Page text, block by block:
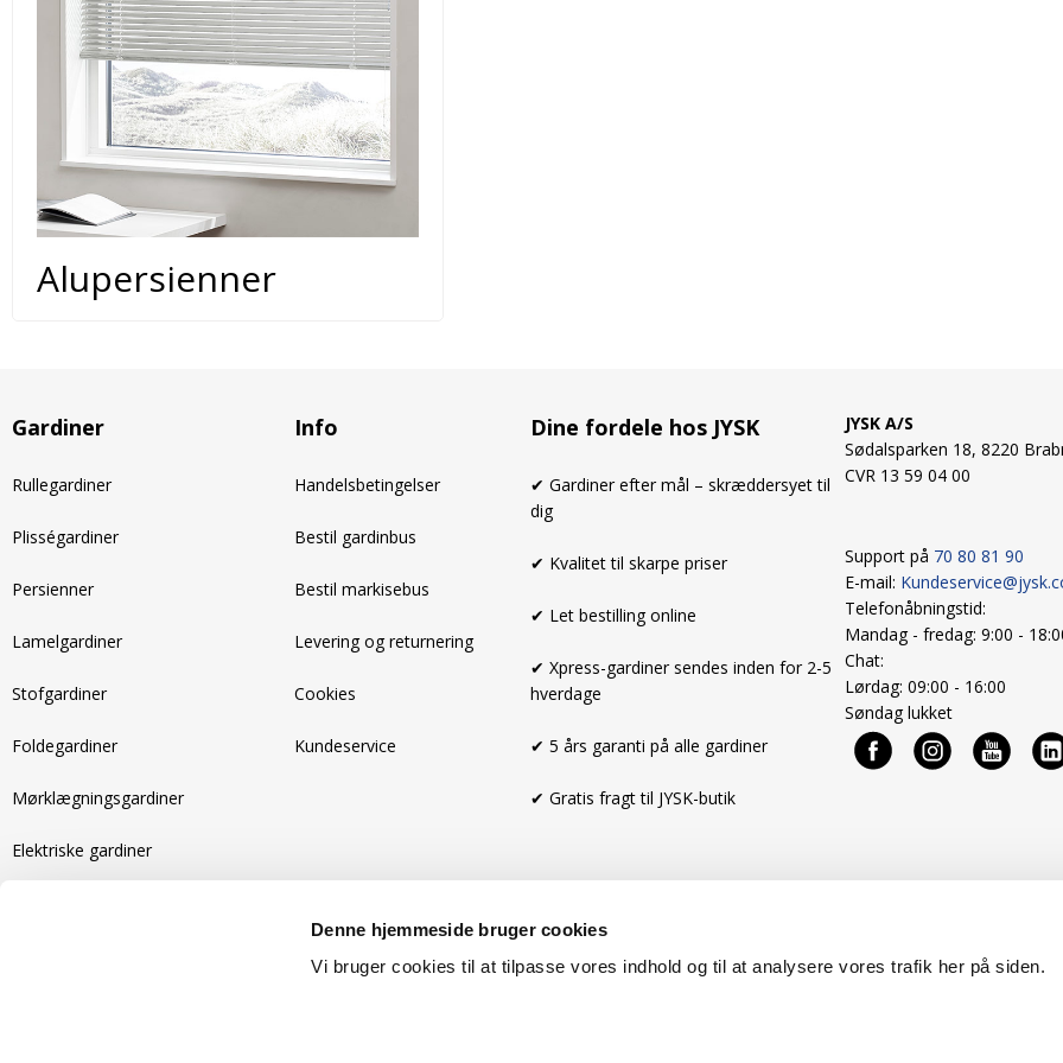
Denne hjemmeside bruger cookies
Vi bruger cookies til at tilpasse vores indhold og til at analysere vores trafik her på siden.
Alupersienner
Gardiner
Rullegardiner
Plisségardiner
Persienner
Lamelgardiner
Stofgardiner
Foldegardiner
Mørklægningsgardiner
Elektriske gardiner
Info
Handelsbetingelser
Bestil gardinbus
Bestil markisebus
Levering og returnering
Cookies
Kundeservice
Dine fordele hos JYSK
✔ Gardiner efter mål – skræddersyet til
dig
✔ Kvalitet til skarpe priser
✔ Let bestilling online
✔ Xpress-gardiner sendes inden for 2-5
hverdage
✔ 5 års garanti på alle gardiner
✔ Gratis fragt til JYSK-butik
JYSK A/S
Sødalsparken 18, 8220
CVR 13 59 04 00
Support på 70 80 81 90
E-mail:
Telefonåbningstid:
Mandag - fredag: 9:00 -
Chat:
Lørdag: 09:00 - 16:00
Søndag lukket